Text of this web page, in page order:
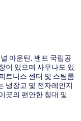
마운틴, 밴프 국립공
이 있으며 사우나도 있
트니스 센터 및 스팀룸
냉장고 및 전자레인지
곳의 편안한 침대 및